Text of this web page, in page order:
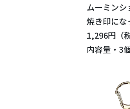
ムーミンシ
焼き印にな
1,296円（
内容量・3